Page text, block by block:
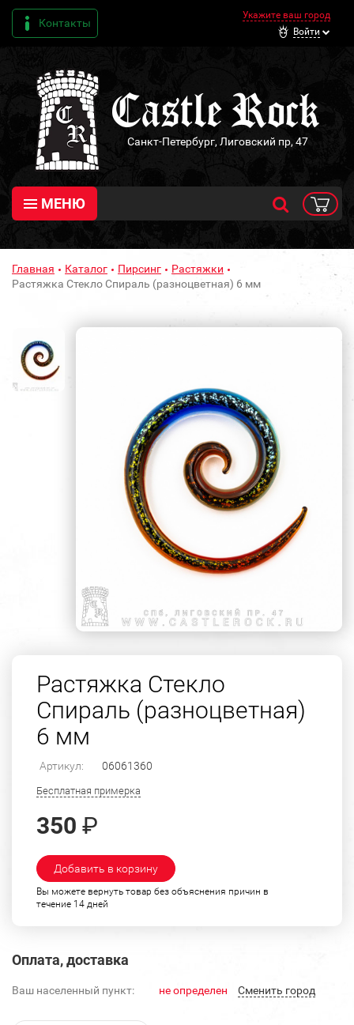
Контакты
Укажите ваш город
Войти
Санкт-Петербург, Лиговский пр, 47
МЕНЮ
Главная Каталог Пирсинг
Растяжки
Растяжка Стекло Спираль (разноцветная) 6 мм
Растяжка Стекло
Спираль (разноцветная)
6 мм
Артикул: 06061360
Бесплатная примерка
350 ₽
Добавить в корзину
Вы можете вернуть товар без объяснения причин в
течение 14 дней
Оплата, доставка
Ваш населенный пункт: не определен Cменить город